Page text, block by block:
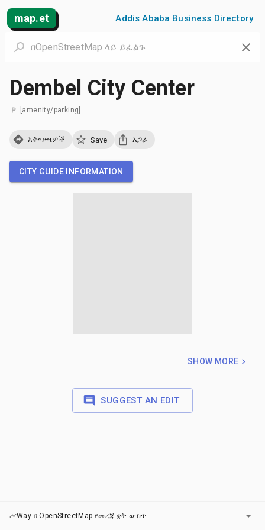
map.et Addis Ababa Business Directory
Dembel City Center
[amenity/parking]
አቅጣጫዎች Save አጋራ
CITY GUIDE INFORMATION
SHOW MORE
SUGGEST AN EDIT
Way በ OpenStreetMap የመረጃ ቋት ውስጥ ካርታዎች